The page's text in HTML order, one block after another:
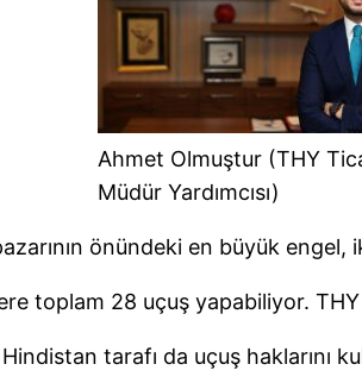
Ahmet Olmuştur (THY
Müdür Yardımcısı)
önündeki en büyük engel,
toplam 28 uçuş yapabiliyor.
tarafı da uçuş haklarını